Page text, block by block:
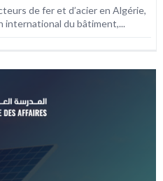
de fer et d’acier en Algérie,
international du bâtiment,...